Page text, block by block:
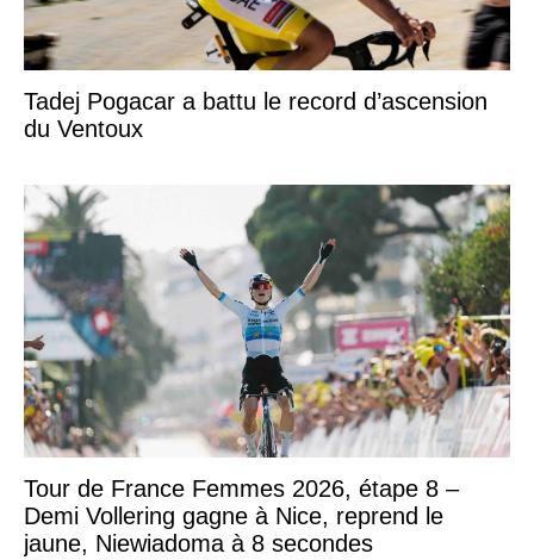
Tadej Pogacar a battu le record d’ascension
du Ventoux
Tour de France Femmes 2026, étape 8 –
Demi Vollering gagne à Nice, reprend le
jaune, Niewiadoma à 8 secondes